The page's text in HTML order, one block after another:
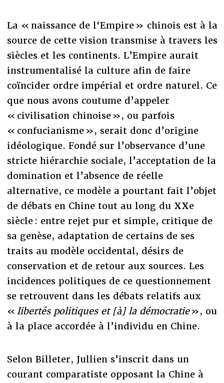
La « naissance de l'Empire » chinois est à la
source de cette vision transmise à travers les
siècles et les continents. L’Empire aurait
instrumentalisé la culture afin de faire
coïncider ordre impérial et ordre naturel. Ce
que nous avons coutume d’appeler
« civilisation chinoise », ou parfois
« confucianisme », serait donc d’origine
idéologique. Fondé sur l’observance d’une
stricte hiérarchie sociale, l’acceptation de la
domination et l’absence de réelle
alternative, ce modèle a pourtant fait l’objet
de débats en Chine tout au long du XXe
siècle : entre rejet pur et simple, critique de
sa genèse, adaptation de certains de ses
traits au modèle occidental, désirs de
conservation et de retour aux sources. Les
incidences politiques de ce questionnement
se retrouvent dans les débats relatifs aux
« libertés politiques et [à] la démocratie», ou
à la place accordée à l’individu en Chine.
Selon Billeter, Jullien s’inscrit dans un
courant comparatiste opposant la Chine à